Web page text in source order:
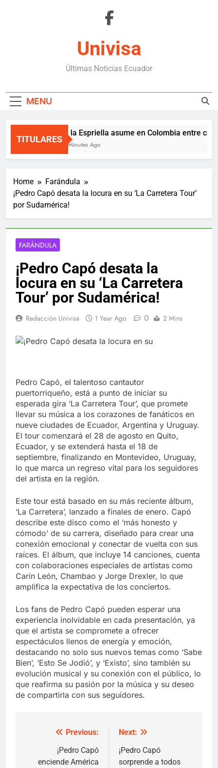
Univisa
Últimas Noticias Ecuador
MENU
TITULARES
De la Espriella asume en Colombia entre
29 Minutes Ago
Home
Farándula
¡Pedro Capó desata la locura en su ‘La Carretera Tour’
por Sudamérica!
FARÁNDULA
¡Pedro Capó desata la
locura en su ‘La Carretera
Tour’ por Sudamérica!
Redacción Univisa 1 Year Ago 0 2 Mins
Pedro Capó, el talentoso cantautor
puertorriqueño, está a punto de iniciar su
esperada gira ‘La Carretera Tour’, que promete
llevar su música a los corazones de fanáticos en
nueve ciudades de Ecuador, Argentina y Uruguay.
El tour comenzará el 28 de agosto en Quito,
Ecuador, y se extenderá hasta el 18 de
septiembre, finalizando en Montevideo, Uruguay,
lo que marca un regreso vital para los seguidores
del artista en la región.
Este tour está basado en su más reciente álbum,
‘La Carretera’, lanzado a finales de enero. Capó
describe este disco como el ‘más honesto y
cómodo’ de su carrera, diseñado para crear una
conexión emocional y conectar de vuelta con sus
raíces. El álbum, que incluye 14 canciones, cuenta
con colaboraciones especiales de artistas como
Carín León, Chambao y Jorge Drexler, lo que
amplifica la expectativa de los conciertos.
Los fans de Pedro Capó pueden esperar una
experiencia inolvidable en cada presentación, ya
que el artista se compromete a ofrecer
espectáculos llenos de energía y emoción,
destacando no solo sus nuevos temas como ‘Sabe
Bien’, ‘Esto Se Jodió’, y ‘Existo’, sino también su
evolución musical y su conexión con el público, lo
que reafirma su pasión por la música y su deseo
de compartirla con sus seguidores.
navigation
Previous:
¡Pedro Capó
enciende América
Next:
¡Pedro Capó
sorprende a todos